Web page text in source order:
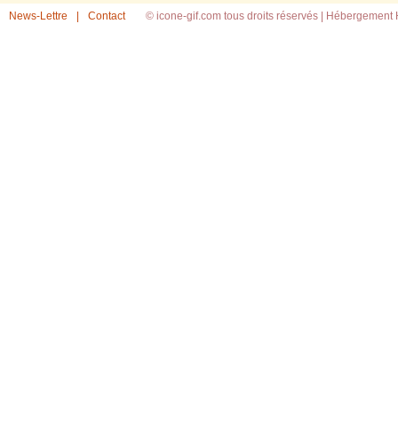
News-Lettre Contact © icone-gif.com tous droits réservés | Hébergement